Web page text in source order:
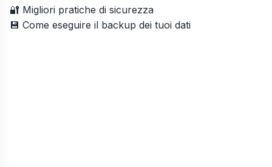
🔐 Migliori pratiche di sicurezza
💾 Come eseguire il backup dei tuoi dati